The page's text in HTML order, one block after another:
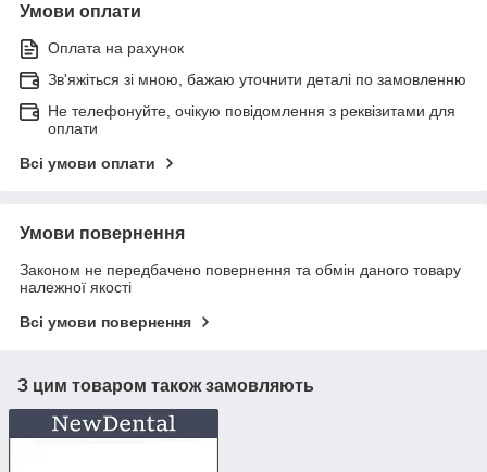
Умови оплати
Оплата на рахунок
Зв'яжіться зі мною, бажаю уточнити деталі по замовленню
Не телефонуйте, очікую повідомлення з реквізитами для
оплати
Всі умови оплати
Умови повернення
Законом не передбачено повернення та обмін даного товару
належної якості
Всі умови повернення
З цим товаром також замовляють